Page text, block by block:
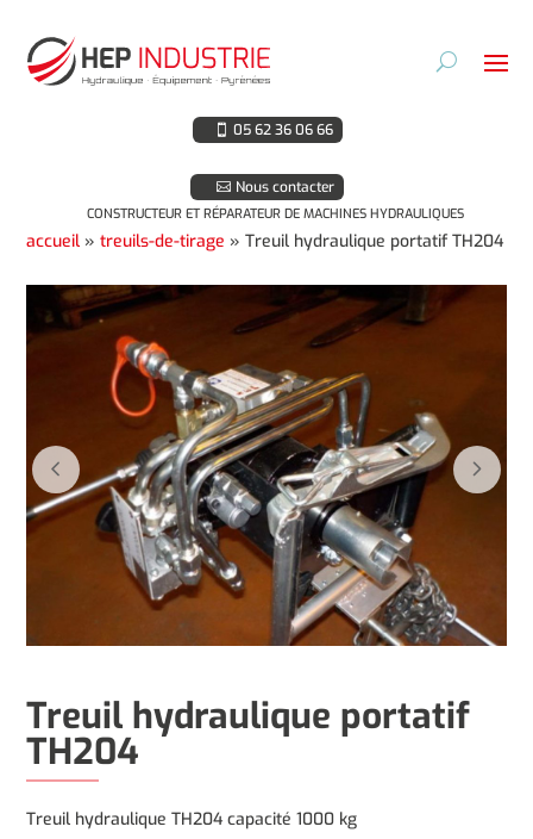
05 62 36 06 66
Nous contacter
CONSTRUCTEUR ET RÉPARATEUR DE MACHINES HYDRAULIQUES
accueil »treuils-de-tirage »Treuil hydraulique portatif TH204
Treuil hydraulique portatif
TH204
Treuil hydraulique TH204 capacité 1000 kg